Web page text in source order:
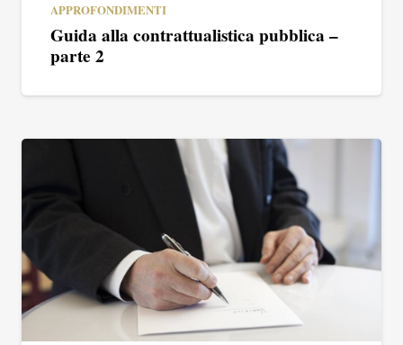
APPROFONDIMENTI
Guida alla contrattualistica pubblica –
parte 2